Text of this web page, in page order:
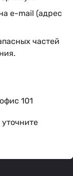
e-mail (адрес
частей
101